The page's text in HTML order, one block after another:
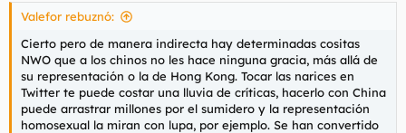
Cierto pero de manera indirecta hay determinadas cositas
su representación o la de Hong Kong. Tocar las narices en
Twitter te puede costar una lluvia de críticas, hacerlo con China
puede arrastrar millones por el sumidero y la representación
homosexual la miran con lupa, por ejemplo. Se han convertido
en un juez muy poderoso para crear fracasos o taquillazos.
Valefor rebuznó:
Cierto pero de manera indirecta hay determinadas cositas
NWO que a los chinos no les hace ninguna gracia, más allá de
su representación o la de Hong Kong. Tocar las narices en
Twitter te puede costar una lluvia de críticas, hacerlo con China
puede arrastrar millones por el sumidero y la representación
homosexual la miran con lupa, por ejemplo. Se han convertido